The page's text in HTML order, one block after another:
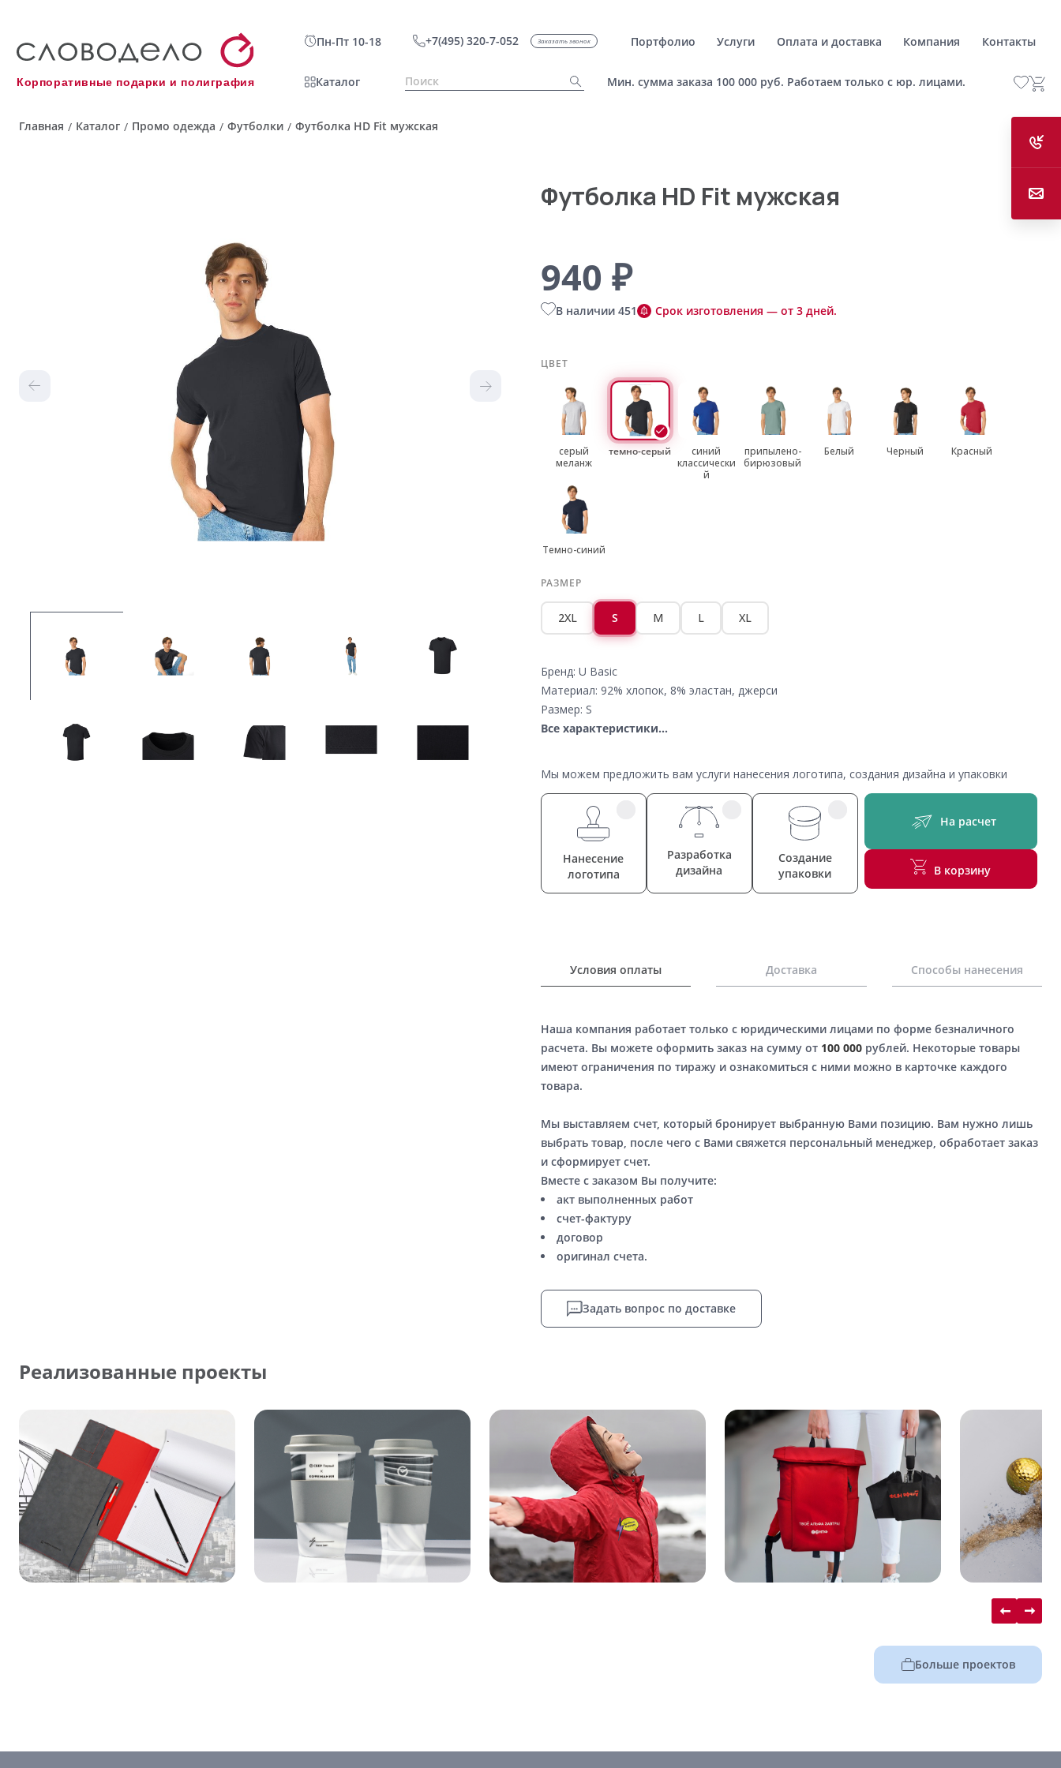
Корпоративные подарки и полиграфия
Пн-Пт 10-18 +7(495) 320-7-052 Заказать звонок Портфолио Услуги Оплата и доставка Компания Контакты
Каталог Мин. сумма заказа 100 000 руб. Работаем только с юр. лицами.
Главная / Каталог / Промо одежда / Футболки / Футболка HD Fit мужская
Футболка HD Fit мужская
940 ₽
В наличии 451 Срок изготовления — от 3 дней.
ЦВЕТ
серый
меланж
темно-серый
синий
классически
й
припылено-
бирюзовый
Белый Черный Красный
Темно-синий
РАЗМЕР
2XL S M L XL
Бренд: U Basic
Материал: 92% хлопок, 8% эластан, джерси
Размер: S
Все характеристики...
Мы можем предложить вам услуги нанесения логотипа, создания дизайна и упаковки
Нанесение
логотипа
Разработка
дизайна
Создание
упаковки
На расчет
В корзину
Условия оплаты Доставка Способы нанесения
Наша компания работает только с юридическими лицами по форме безналичного
расчета. Вы можете оформить заказ на сумму от 100 000рублей. Некоторые товары
имеют ограничения по тиражу и ознакомиться с ними можно в карточке каждого
товара.
Мы выставляем счет, который бронирует выбранную Вами позицию. Вам нужно лишь
выбрать товар, после чего с Вами свяжется персональный менеджер, обработает заказ
и сформирует счет.
Вместе с заказом Вы получите:
акт выполненных работ
счет-фактуру
договор
оригинал счета.
Задать вопрос по доставке
Реализованные проекты
Больше проектов